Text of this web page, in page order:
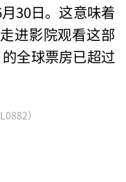
30日。这意味着
进影院观看这部
全球票房已超过
）